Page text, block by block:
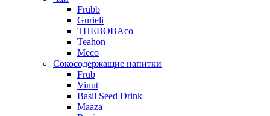
Frubb
Gurieli
THEBOBAco
Teahon
Meco
Сокосодержащие напитки
Frub
Vinut
Basil Seed Drink
Maaza